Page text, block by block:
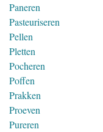
Paneren
Pasteuriseren
Pellen
Pletten
Pocheren
Poffen
Prakken
Proeven
Pureren